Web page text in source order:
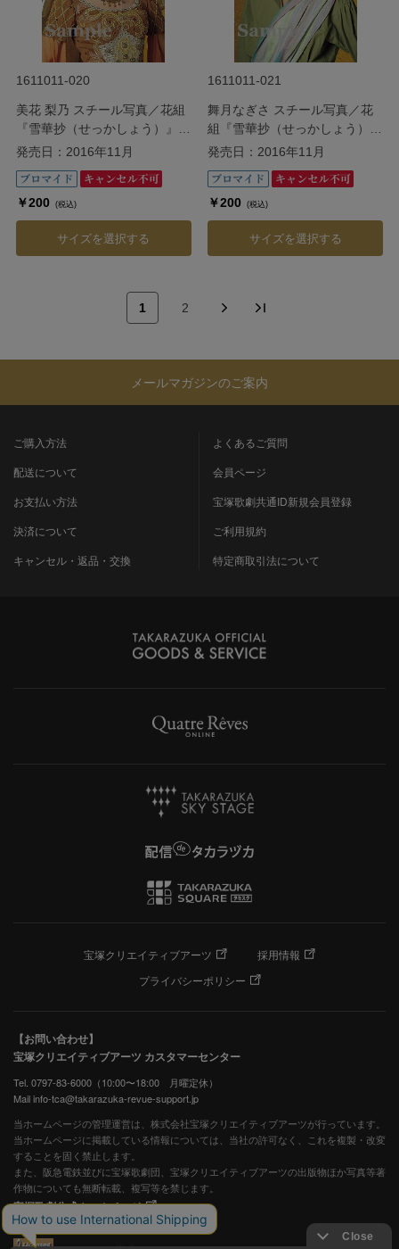
1611011-020
美花 梨乃 スチール写真／花組
『雪華抄（せっかしょう）』
『金色（こんじき）の砂漠』
発売日：2016年11月
￥200 (税込)
サイズを選択する
1611011-021
舞月なぎさ スチール写真／花
組『雪華抄（せっかしょう）』
『金色（こんじき）の砂漠』
発売日：2016年11月
￥200 (税込)
サイズを選択する
1 2
メールマガジンのご案内
ご購入方法
配送について
お支払い方法
決済について
キャンセル・返品・交換
よくあるご質問
会員ページ
宝塚歌劇共通ID新規会員登録
ご利用規約
特定商取引法について
宝塚クリエイティブアーツ
採用情報
プライバシーポリシー
【お問い合わせ】
宝塚クリエイティブアーツ カスタマーセンター
Tel. 0797-83-6000（10:00〜18:00 月曜定休）
Mail info-tca@takarazuka-revue-support.jp
当ホームページの管理運営は、株式会社宝塚クリエイティブアーツが行っています。
当ホームページに掲載している情報については、当社の許可なく、これを複製・改変
することを固く禁止します。
また、阪急電鉄並びに宝塚歌劇団、宝塚クリエイティブアーツの出版物ほか写真等著
作物についても無断転載、複写等を禁じます。
宝塚歌劇公式ホームページ